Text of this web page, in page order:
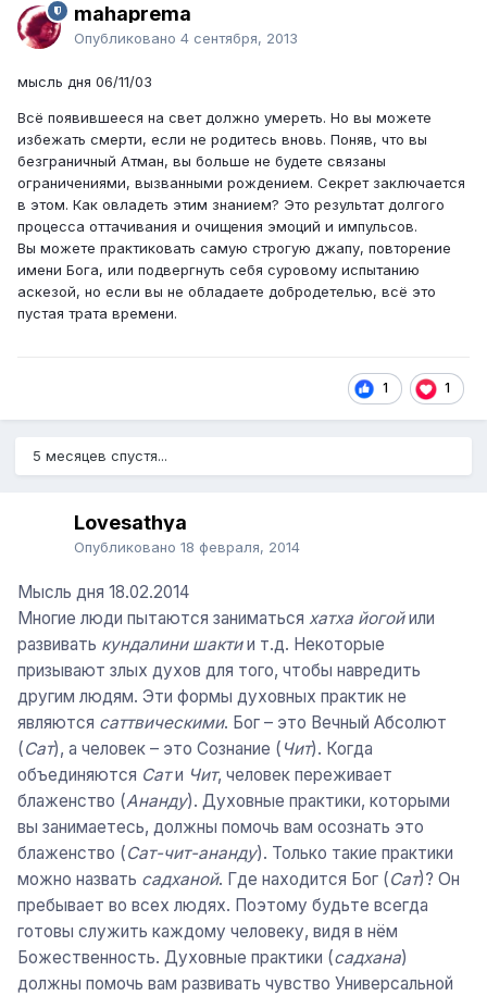
mahaprema
Опубликовано 4 сентября, 2013
мысль дня 06/11/03
Всё появившееся на свет должно умереть. Но вы можете
избежать смерти, если не родитесь вновь. Поняв, что вы
безграничный Атман, вы больше не будете связаны
ограничениями, вызванными рождением. Секрет заключается
в этом. Как овладеть этим знанием? Это результат долгого
процесса оттачивания и очищения эмоций и импульсов.
Вы можете практиковать самую строгую джапу, повторение
имени Бога, или подвергнуть себя суровому испытанию
аскезой, но если вы не обладаете добродетелью, всё это
пустая трата времени.
1 1
5 месяцев спустя...
Lovesathya
Опубликовано 18 февраля, 2014
Мысль дня 18.02.2014
Многие люди пытаются заниматься хатха йогойили
развивать кундалини шактии т.д. Некоторые
призывают злых духов для того, чтобы навредить
другим людям. Эти формы духовных практик не
являются саттвическими. Бог – это Вечный Абсолют
(Сат), а человек – это Сознание ( Чит). Когда
объединяются Сати Чит, человек переживает
блаженство (Ананду). Духовные практики, которыми
вы занимаетесь, должны помочь вам осознать это
блаженство (Сат-чит-ананду). Только такие практики
можно назвать садханой. Где находится Бог (Сат)? Он
пребывает во всех людях. Поэтому будьте всегда
готовы служить каждому человеку, видя в нём
Божественность. Духовные практики (садхана)
должны помочь вам развивать чувство Универсальной